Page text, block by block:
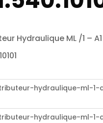
Hydraulique ML /1 –
hydraulique-ml-1-
hydraulique-ml-1-